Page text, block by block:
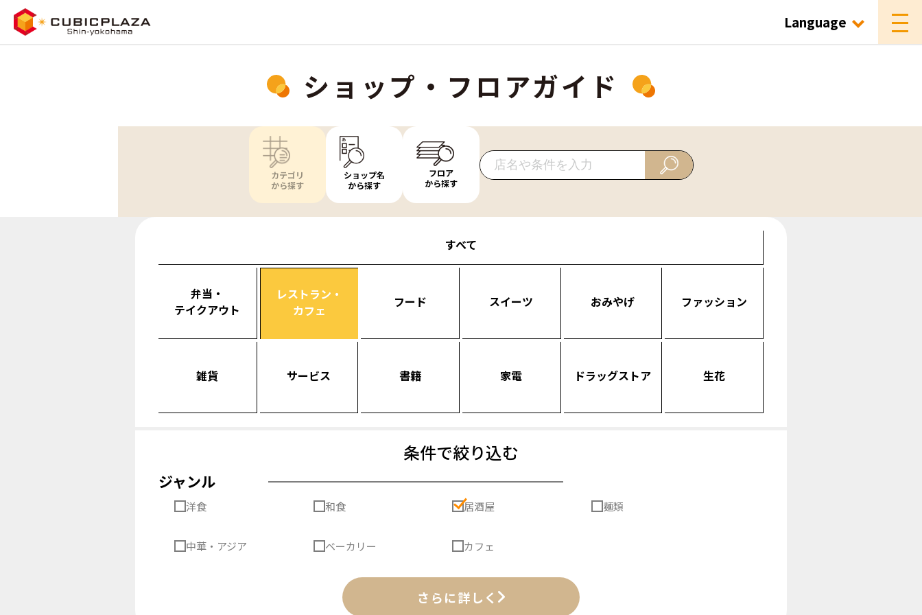
Language
ショップ・フロアガイド
カテゴリ
から探す
ショップ名
から探す
フロア
から探す
すべて
弁当・
テイクアウト
レストラン・
カフェ
フード スイーツ おみやげ ファッション
雑貨 サービス 書籍 家電 ドラッグストア 生花
条件で絞り込む
ジャンル
洋食 和食 居酒屋 麺類
中華・アジア ベーカリー カフェ
さらに詳しく